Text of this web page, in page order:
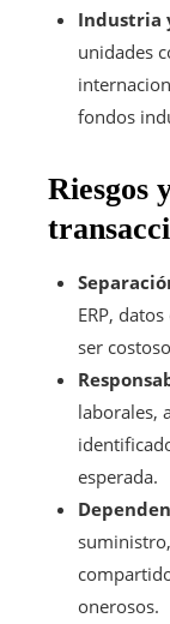
Industria
unidades
fondos
Riesgos
ERP,
ser
laborales,
esperada.
onerosos.